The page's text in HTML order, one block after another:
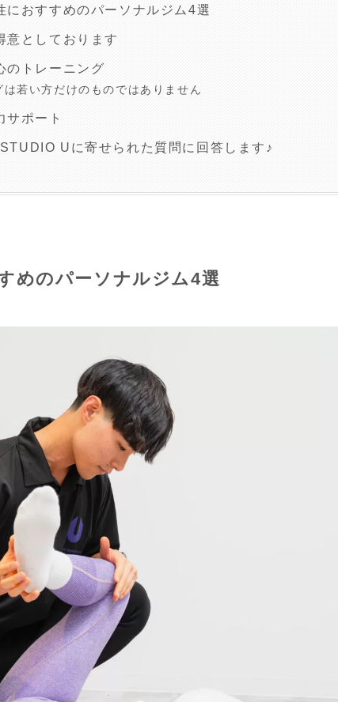
におすすめのパーソナルジム4選
意としております
のトレーニング
若い方だけのものではありません
サポート
Uに寄せられた質問に回答します♪
めのパーソナルジム4選